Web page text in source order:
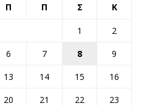
Π Π Σ Κ
1
2
6 7 8
9
13 14 15
16
20 21 22
23